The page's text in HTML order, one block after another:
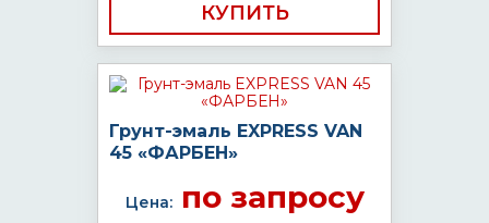
КУПИТЬ
Грунт-эмаль EXPRESS VAN
45 «ФАРБЕН»
Цена:по запросу